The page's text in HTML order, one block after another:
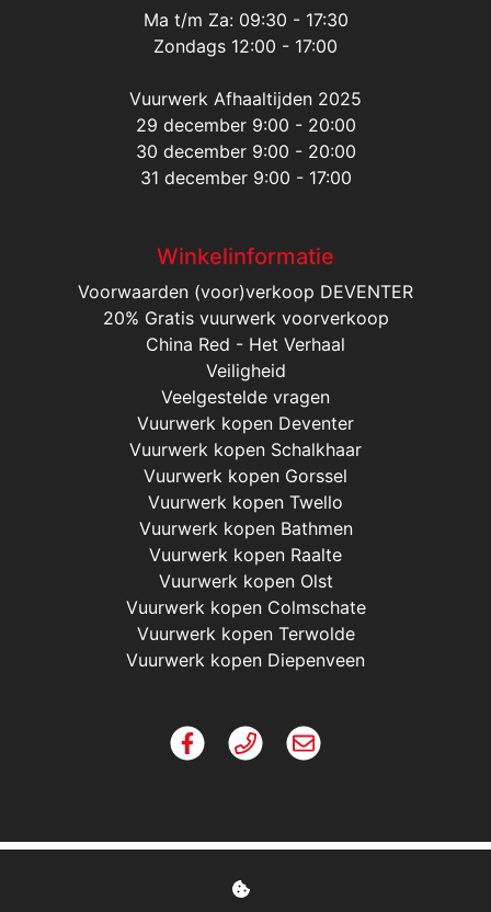
Ma t/m Za: 09:30 - 17:30
Zondags 12:00 - 17:00
Vuurwerk Afhaaltijden 2025
29 december 9:00 - 20:00
30 december 9:00 - 20:00
31 december 9:00 - 17:00
Winkelinformatie
Voorwaarden (voor)verkoop DEVENTER
20% Gratis vuurwerk voorverkoop
China Red - Het Verhaal
Veiligheid
Veelgestelde vragen
Vuurwerk kopen Deventer
Vuurwerk kopen Schalkhaar
Vuurwerk kopen Gorssel
Vuurwerk kopen Twello
Vuurwerk kopen Bathmen
Vuurwerk kopen Raalte
Vuurwerk kopen Olst
Vuurwerk kopen Colmschate
Vuurwerk kopen Terwolde
Vuurwerk kopen Diepenveen